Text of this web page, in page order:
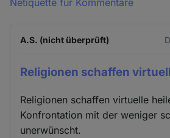
Netiquette für Kommentare
A.S. (nicht überprüft)
Religionen schaffen
Religionen schaffen virtuelle
Konfrontation mit der weniger
unerwünscht.